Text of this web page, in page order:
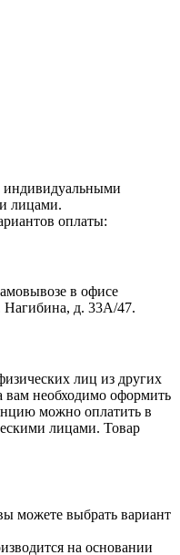
индивидуальными
лицами.
оплаты:
в офисе
Нагибина, д. 33А/47.
лиц из других
вам необходимо оформить
можно оплатить в
лицами. Товар
можете выбрать вариант
на основании